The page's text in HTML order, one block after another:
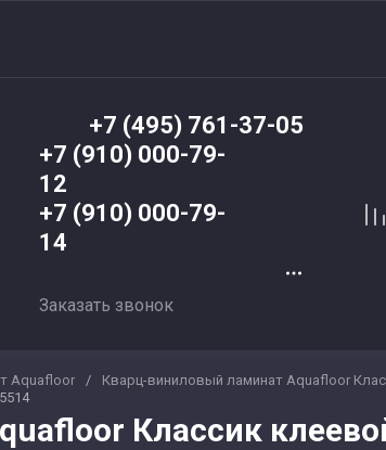
+7 (495) 761-37-05
+7 (910) 000-79-
12
+7 (910) 000-79-
14
Заказать звонок
Aquafloor / Кварц-виниловый ламинат Aquafloor
Классик